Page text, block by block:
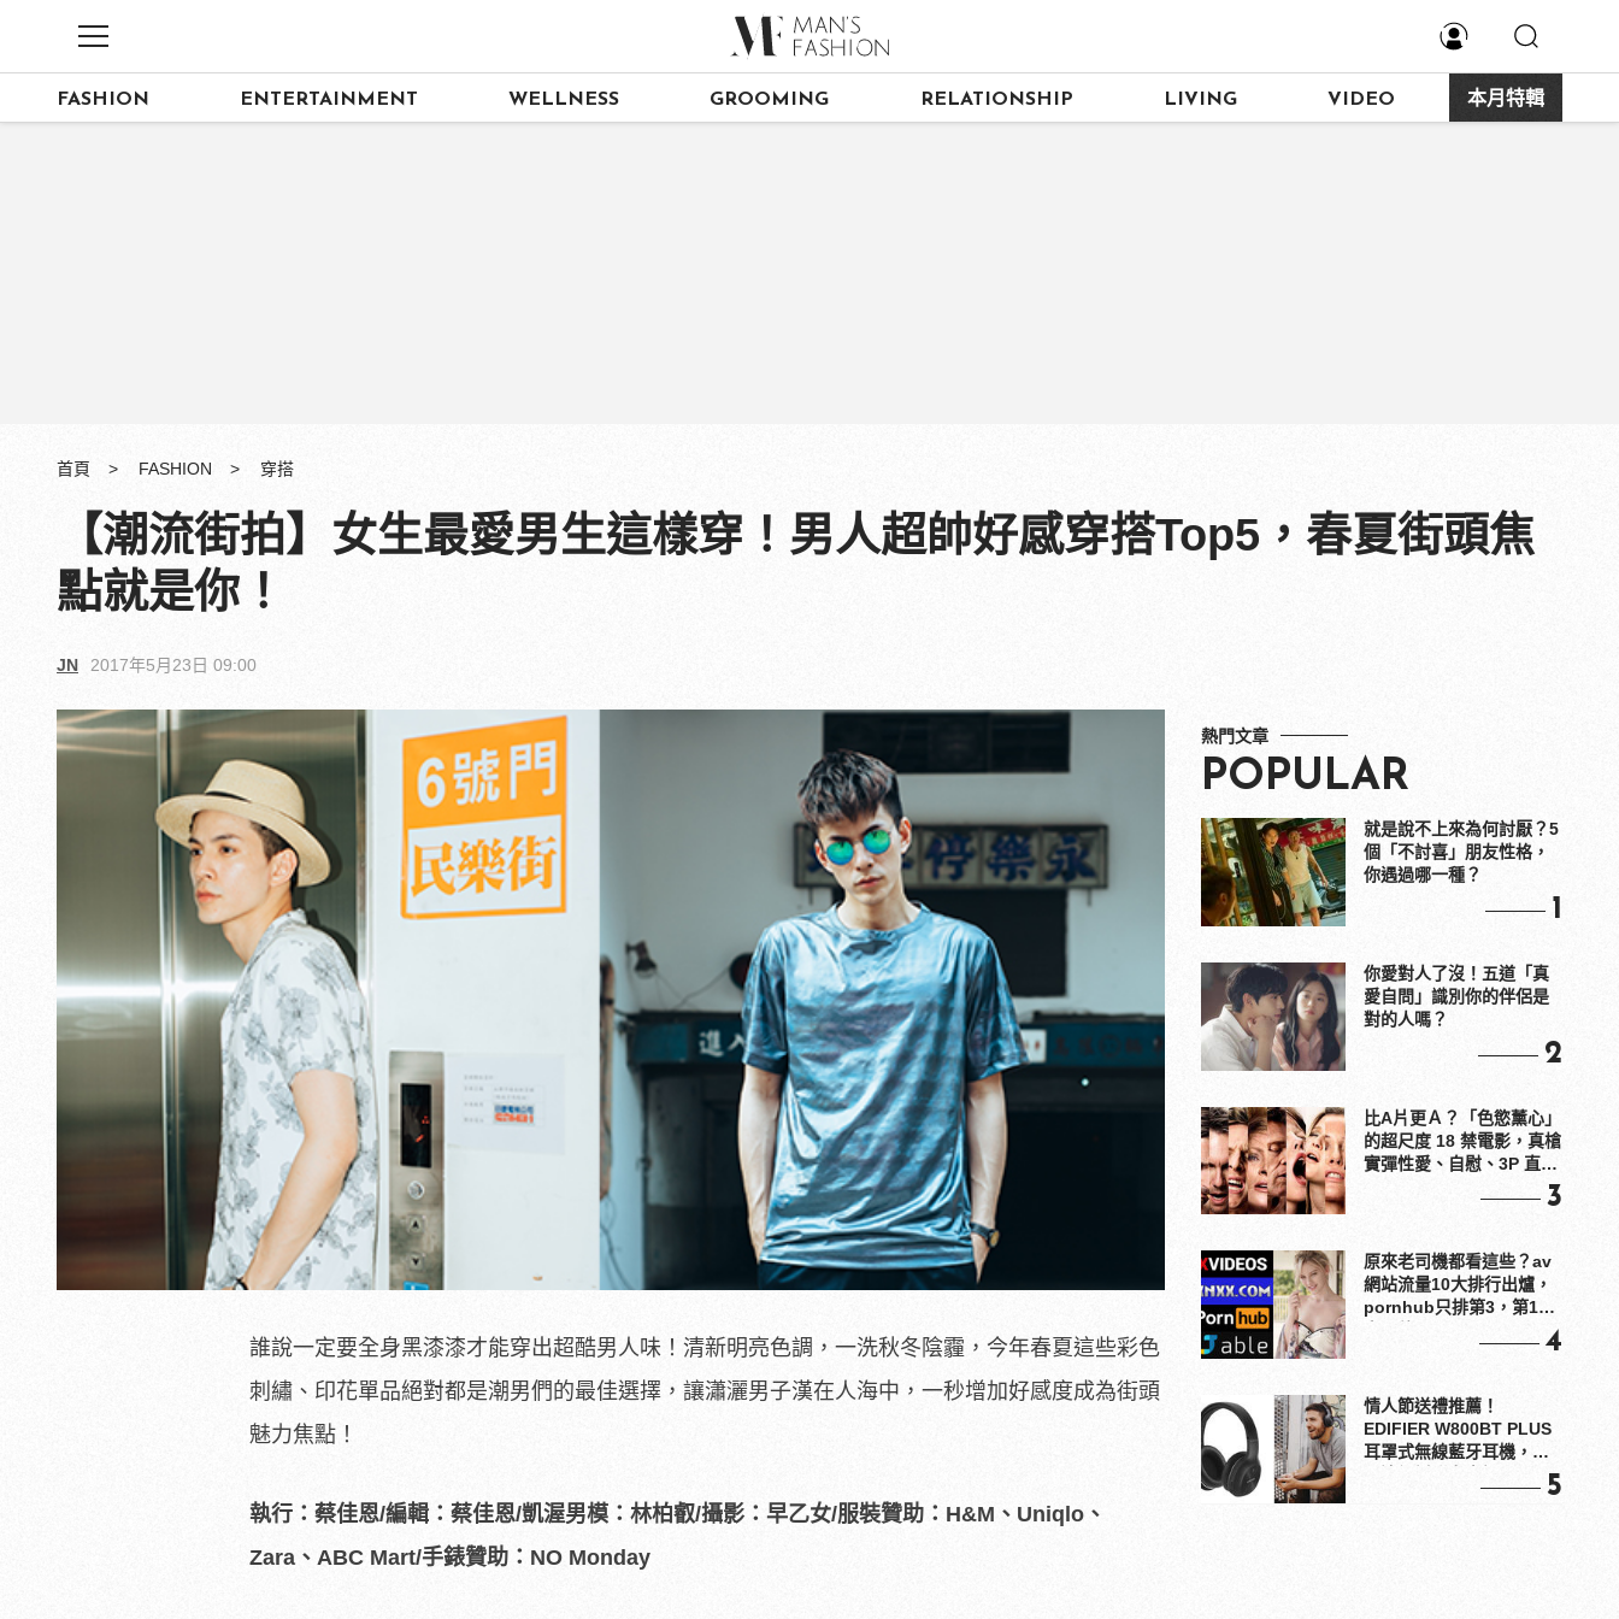
FASHION ENTERTAINMENT WELLNESS GROOMING RELATIONSHIP LIVING VIDEO 本月特輯
首頁 FASHION 穿搭
【潮流街拍】女生最愛男生這樣穿！男人超帥好感穿搭Top5，春夏街頭焦
點就是你！
JN 2017年5月23日 09:00
誰說一定要全身黑漆漆才能穿出超酷男人味！清新明亮色調，一洗秋冬陰霾，今年春夏這些彩色
刺繡、印花單品絕對都是潮男們的最佳選擇，讓瀟灑男子漢在人海中，一秒增加好感度成為街頭
魅力焦點！
執行：蔡佳恩/編輯：蔡佳恩/凱渥男模：林柏叡/攝影：早乙女/服裝贊助：H&M、Uniqlo、
Zara、ABC Mart/手錶贊助：NO Monday
熱門文章
POPULAR
就是說不上來為何討厭？5
個「不討喜」朋友性格，
你遇過哪一種？
1
你愛對人了沒！五道「真
愛自問」識別你的伴侶是
對的人嗎？
2
比A片更Ａ？「色慾薰心」
的超尺度 18 禁電影，真槍
實彈性愛、自慰、3P 直接
3
原來老司機都看這些？av
網站流量10大排行出爐，
pornhub只排第3，第1名
4
情人節送禮推薦！
EDIFIER W800BT PLUS
耳罩式無線藍牙耳機，在
5